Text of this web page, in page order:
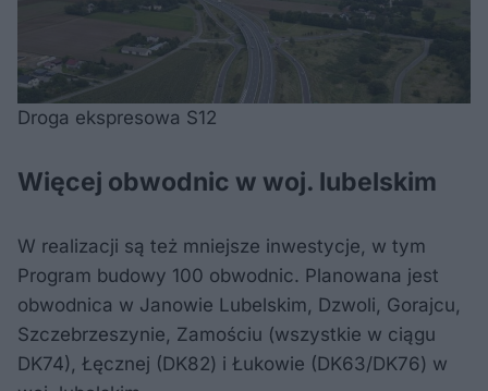
Droga ekspresowa S12
Więcej obwodnic w woj. lubelskim
W realizacji są też mniejsze inwestycje, w tym
Program budowy 100 obwodnic. Planowana jest
obwodnica w Janowie Lubelskim, Dzwoli, Gorajcu,
Szczebrzeszynie, Zamościu (wszystkie w ciągu
DK74), Łęcznej (DK82) i Łukowie (DK63/DK76) w